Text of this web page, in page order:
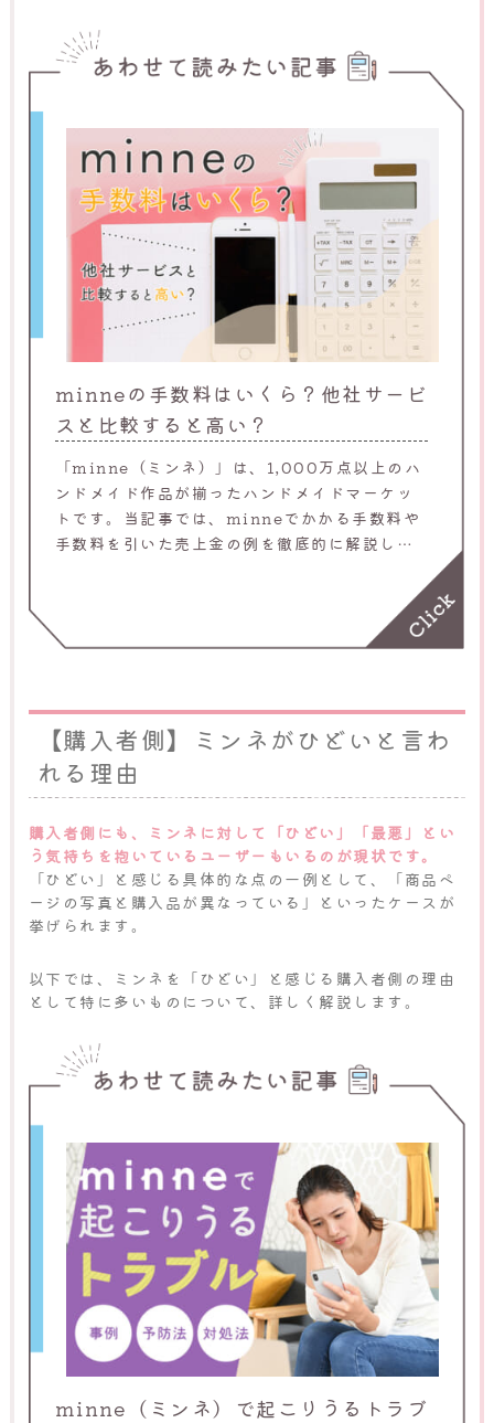
minneの手数料はいくら？他社サービ
スと比較すると高い？
「minne（ミンネ）」は、1,000万点以上のハ
ンドメイド作品が揃ったハンドメイドマーケッ
トです。当記事では、minneでかかる手数料や
手数料を引いた売上金の例を徹底的に解説して
【購入者側】ミンネがひどいと言わ
れる理由
購入者側にも、ミンネに対して「ひどい」「最悪」とい
う気持ちを抱いているユーザーもいるのが現状です。
「ひどい」と感じる具体的な点の一例として、「商品ペ
ージの写真と購入品が異なっている」といったケースが
挙げられます。
以下では、ミンネを「ひどい」と感じる購入者側の理由
として特に多いものについて、詳しく解説します。
minne（ミンネ）で起こりうるトラブ